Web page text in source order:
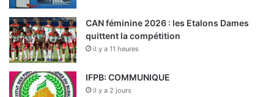
CAN féminine 2026 : les Etalons Dames
quittent la compétition
il y a 11 heures
IFPB: COMMUNIQUE
il y a 2 jours